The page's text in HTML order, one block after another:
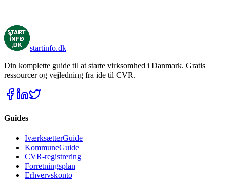
startinfo.dk
Din komplette guide til at starte virksomhed i Danmark. Gratis
ressourcer og vejledning fra ide til CVR.
Guides
IværksætterGuide
KommuneGuide
CVR-registrering
Forretningsplan
Erhvervskonto